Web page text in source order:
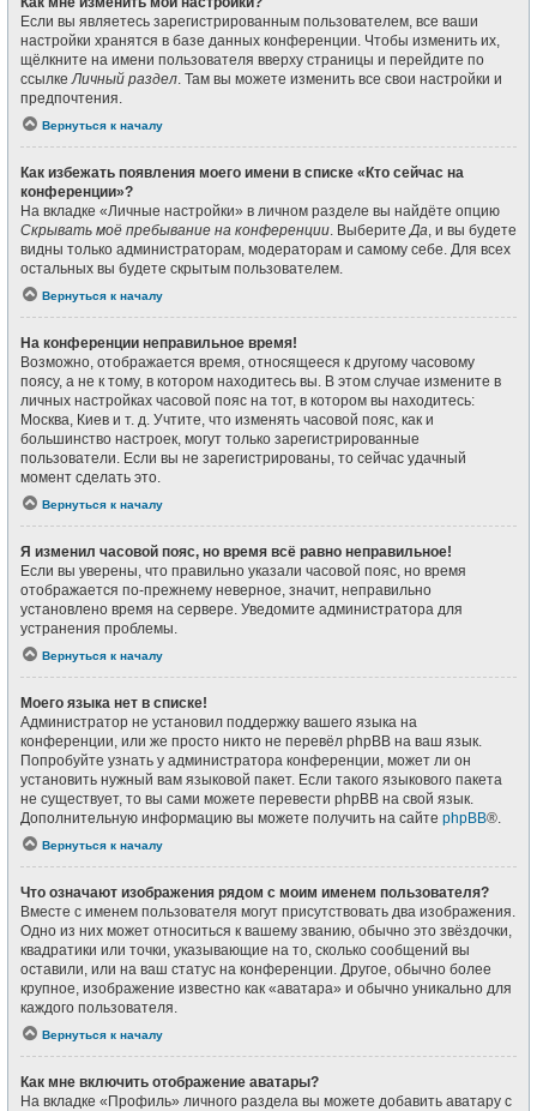
Если вы являетесь зарегистрированным пользователем, все ваши
настройки хранятся в базе данных конференции. Чтобы изменить их,
щёлкните на имени пользователя вверху страницы и перейдите по
ссылкеЛичный раздел. Там вы можете изменить все свои настройки и
предпочтения.
Вернуться к началу
Как избежать появления моего имени в списке «Кто сейчас на
конференции»?
На вкладке «Личные настройки» в личном разделе вы найдёте опцию
Скрывать моё пребывание на конференции. ВыберитеДа, и вы будете
видны только администраторам, модераторам и самому себе. Для всех
остальных вы будете скрытым пользователем.
Вернуться к началу
На конференции неправильное время!
Возможно, отображается время, относящееся к другому часовому
поясу, а не к тому, в котором находитесь вы. В этом случае измените в
личных настройках часовой пояс на тот, в котором вы находитесь:
Москва, Киев и т. д. Учтите, что изменять часовой пояс, как и
большинство настроек, могут только зарегистрированные
пользователи. Если вы не зарегистрированы, то сейчас удачный
момент сделать это.
Вернуться к началу
Я изменил часовой пояс, но время всё равно неправильное!
Если вы уверены, что правильно указали часовой пояс, но время
отображается по-прежнему неверное, значит, неправильно
установлено время на сервере. Уведомите администратора для
устранения проблемы.
Вернуться к началу
Моего языка нет в списке!
Администратор не установил поддержку вашего языка на
конференции, или же просто никто не перевёл phpBB на ваш язык.
Попробуйте узнать у администратора конференции, может ли он
установить нужный вам языковой пакет. Если такого языкового пакета
не существует, то вы сами можете перевести phpBB на свой язык.
Дополнительную информацию вы можете получить на сайте phpBB®.
Вернуться к началу
Что означают изображения рядом с моим именем пользователя?
Вместе с именем пользователя могут присутствовать два изображения.
Одно из них может относиться к вашему званию, обычно это звёздочки,
квадратики или точки, указывающие на то, сколько сообщений вы
оставили, или на ваш статус на конференции. Другое, обычно более
крупное, изображение известно как «аватара» и обычно уникально для
каждого пользователя.
Вернуться к началу
Как мне включить отображение аватары?
На вкладке «Профиль» личного раздела вы можете добавить аватару с